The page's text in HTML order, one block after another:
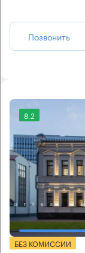
Позвонить
8.2
БЕЗ КОМИССИИ